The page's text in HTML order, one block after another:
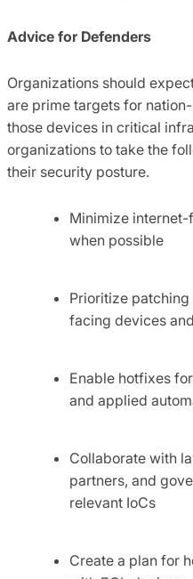
Advice for Defenders
Organizations should
are prime targets for
those devices in critical
organizations to take the
their security posture.
Minimize
when possible
Prioritize
facing devices
Enable hotfixes
and applied
Collaborate with
partners, and
relevant IoCs
Create a plan for